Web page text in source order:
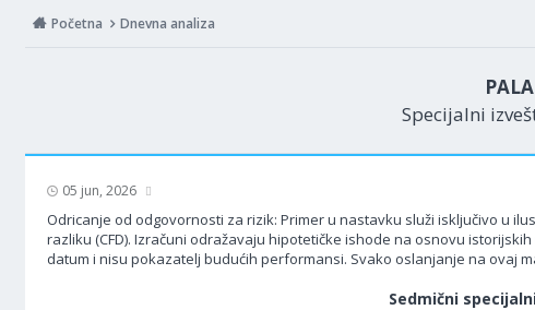
Početna Dnevna analiza
Specijalni
05 jun, 2026
Odricanje od odgovornosti za rizik: Primer u nastavku služi isključivo u
razliku (CFD). Izračuni odražavaju hipotetičke ishode na osnovu
datum i nisu pokazatelj budućih performansi. Svako oslanjanje na ovaj
Sedmični